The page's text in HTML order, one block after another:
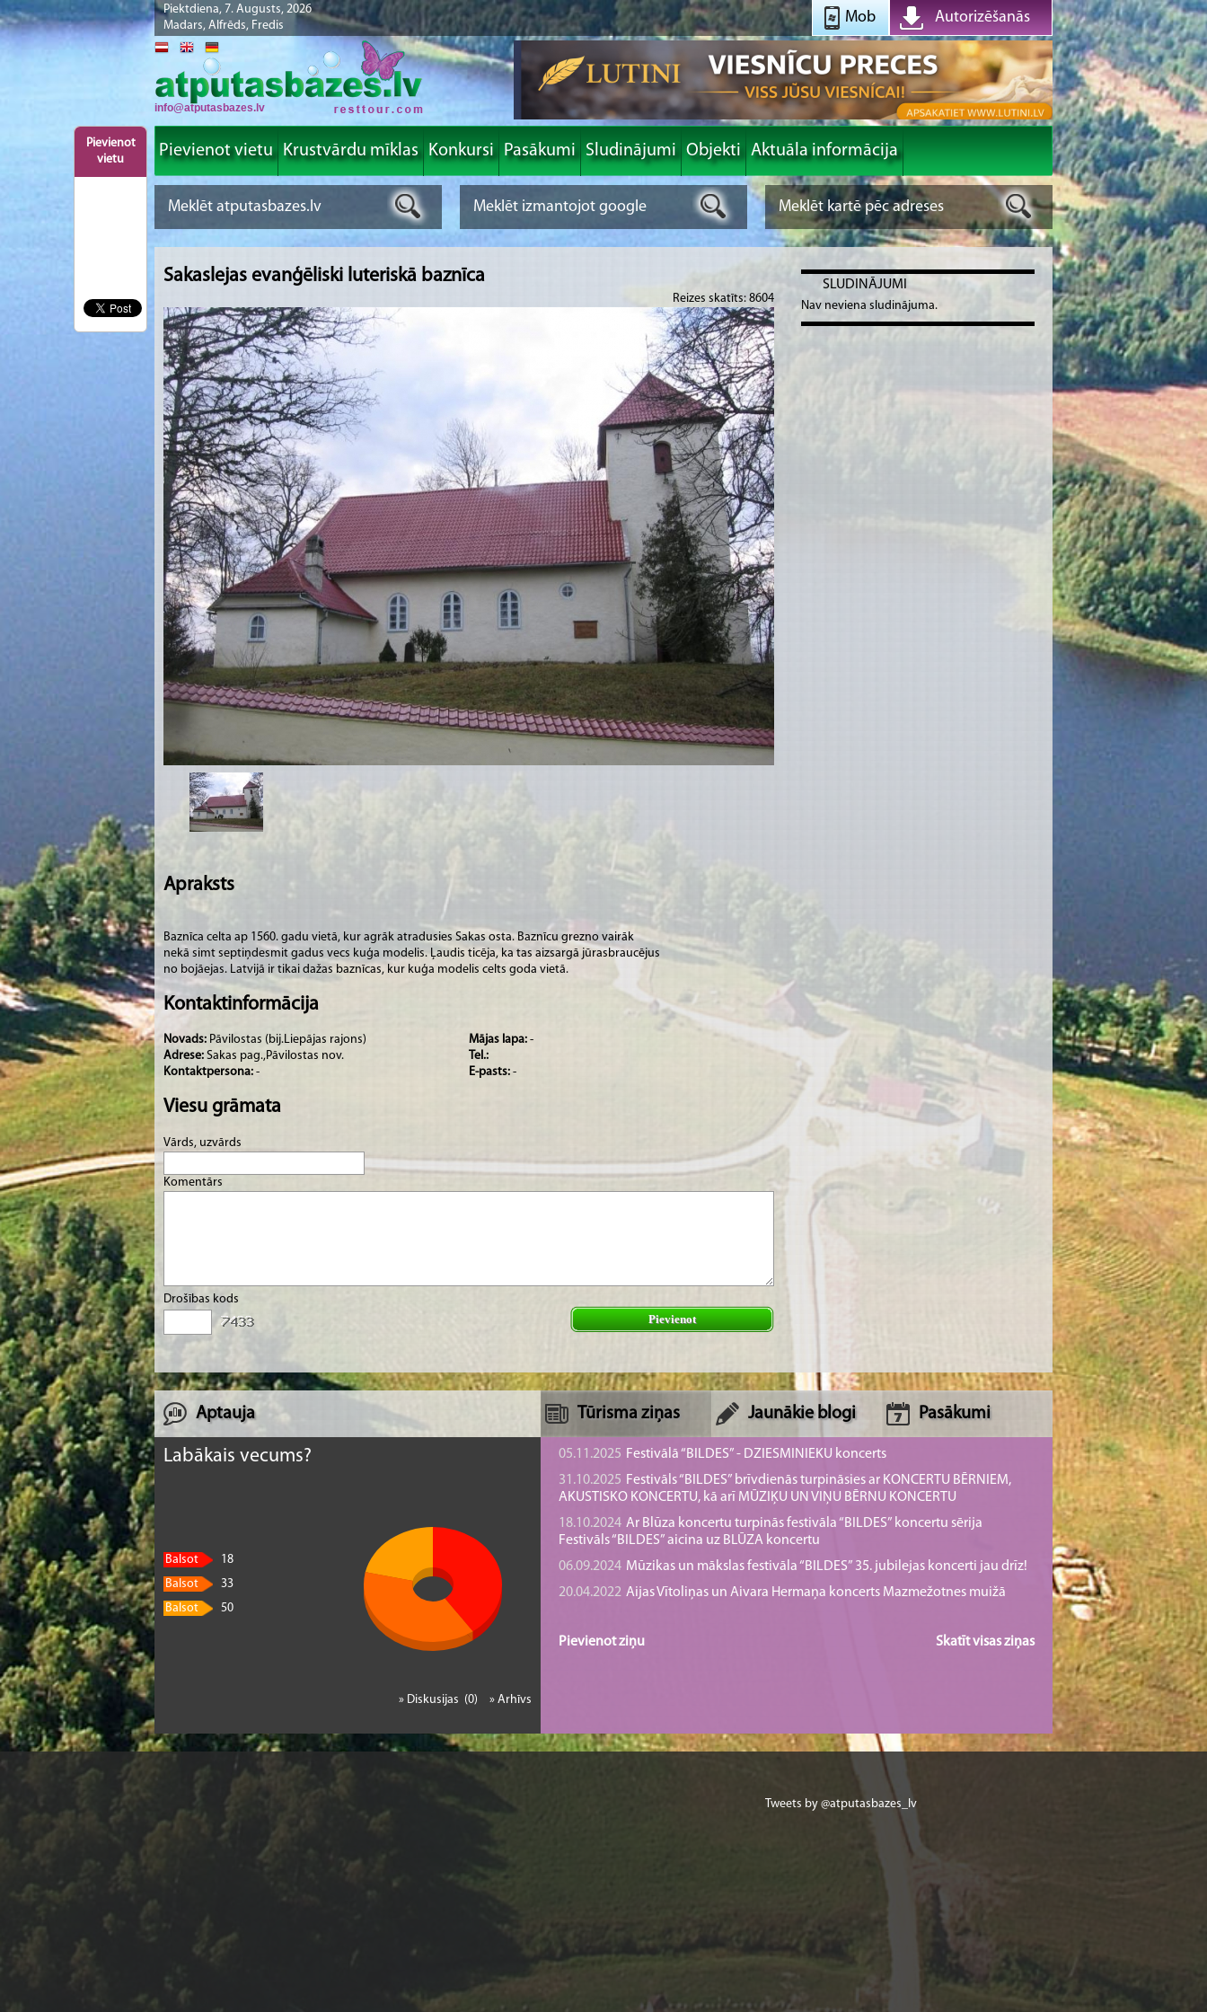
Piektdiena, 7. Augusts, 2026
Madars, Alfrēds, Fredis
Autorizēšanās
Mob
Pievienot
vietu
info@atputasbazes.lv
Pievienot vietu Krustvārdu mīklas Konkursi Pasākumi Sludinājumi Objekti Aktuāla informācija
Sakaslejas evanģēliski luteriskā baznīca
Reizes skatīts: 8604
Apraksts
Baznīca celta ap 1560. gadu vietā, kur agrāk atradusies Sakas osta. Baznīcu grezno vairāk
nekā simt septiņdesmit gadus vecs kuģa modelis. Ļaudis ticēja, ka tas aizsargā jūrasbraucējus
no bojāejas. Latvijā ir tikai dažas baznīcas, kur kuģa modelis celts goda vietā.
Kontaktinformācija
Novads: Pāvilostas (bij.Liepājas rajons)
Adrese: Sakas pag.,Pāvilostas nov.
Kontaktpersona: -
Mājas lapa: -
Tel.:
E-pasts: -
Viesu grāmata
Vārds, uzvārds
Komentārs
Drošības kods
Pievienot
SLUDINĀJUMI
Nav neviena sludinājuma.
Aptauja
Labākais vecums?
Balsot
18
Balsot
33
Balsot
50
» Arhīvs
» Diskusijas (0)
Tūrisma ziņas Jaunākie blogi Pasākumi
05.11.2025 Festivālā “BILDES” - DZIESMINIEKU koncerts
31.10.2025 Festivāls “BILDES” brīvdienās turpināsies ar KONCERTU BĒRNIEM,
AKUSTISKO KONCERTU, kā arī MŪZIĶU UN VIŅU BĒRNU KONCERTU
18.10.2024 Ar Blūza koncertu turpinās festivāla “BILDES” koncertu sērija
Festivāls “BILDES” aicina uz BLŪZA koncertu
06.09.2024 Mūzikas un mākslas festivāla “BILDES” 35. jubilejas koncerti jau drīz!
20.04.2022 Aijas Vītoliņas un Aivara Hermaņa koncerts Mazmežotnes muižā
Skatīt visas ziņas
Pievienot ziņu
Tweets by @atputasbazes_lv